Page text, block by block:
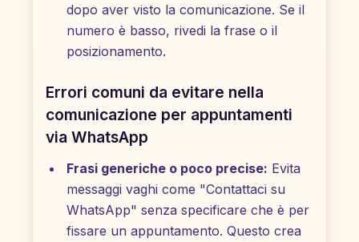
dopo aver visto la comunicazione. Se il
numero è basso, rivedi la frase o il
posizionamento.
Errori comuni da evitare nella
comunicazione per appuntamenti
via WhatsApp
Frasi generiche o poco precise: Evita
messaggi vaghi come "Contattaci su
WhatsApp" senza specificare che è per
fissare un appuntamento. Questo crea